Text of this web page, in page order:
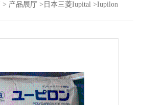
> 产品展厅 > 日本三菱Iupital >Iupilon